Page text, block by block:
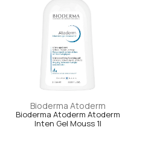
Bioderma Atoderm
Bioderma Atoderm Atoderm
Inten Gel Mouss 1l